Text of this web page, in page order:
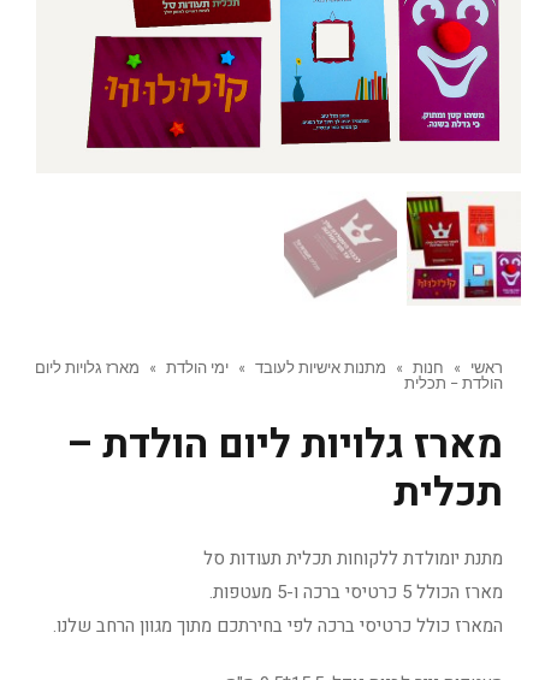
ראשי » חנות » מתנות אישיות לעובד » ימי הולדת »
מארז גלויות ליום
הולדת – תכלית
מארז גלויות ליום הולדת –
תכלית
מתנת יומולדת ללקוחות תכלית תעודות סל
מארז הכולל 5 כרטיסי ברכה ו-5 מעטפות.
המארז כולל כרטיסי ברכה לפי בחירתכם מתוך מגוון הרחב שלנו.